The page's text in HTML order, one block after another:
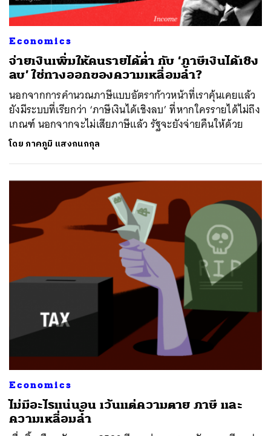
Economics
จ่ายเงินเพิ่มให้คนรายได้ต่ำ กับ ‘ภาษีเงินได้เชิง
ลบ’ ใช่ทางออกของความเหลื่อมล้ำ?
นอกจากการคำนวณภาษีแบบอัตราก้าวหน้าที่เราคุ้นเคยแล้ว
ยังมีระบบที่เรียกว่า ‘ภาษีเงินได้เชิงลบ’ ที่หากใครรายได้ไม่ถึง
เกณฑ์ นอกจากจะไม่เสียภาษีแล้ว รัฐจะยังจ่ายคืนให้ด้วย
โดย ภาคภูมิ แสงกนกกุล
Economics
ไม่มีอะไรแน่นอน เว้นแต่ความตาย ภาษี และ
ความเหลื่อมล้ำ